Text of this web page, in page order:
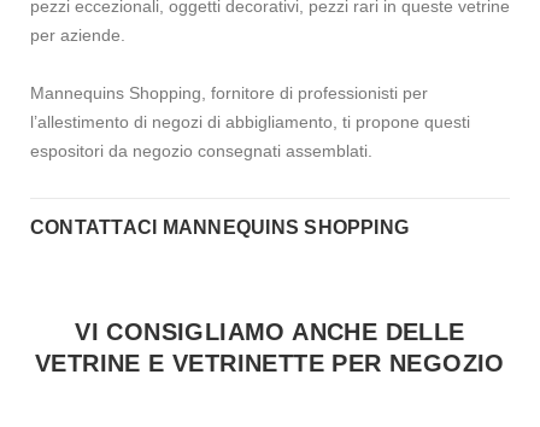
pezzi eccezionali, oggetti decorativi, pezzi rari in queste vetrine
per aziende.
Mannequins Shopping, fornitore di professionisti per
l’allestimento di negozi di abbigliamento, ti propone questi
espositori da negozio consegnati assemblati.
CONTATTACI MANNEQUINS SHOPPING
VI CONSIGLIAMO ANCHE DELLE
VETRINE E VETRINETTE PER NEGOZIO